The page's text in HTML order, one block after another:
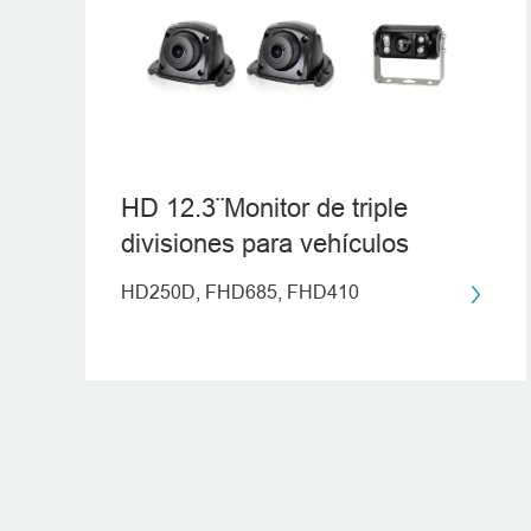
HD 12.3¨Monitor de triple
divisiones para vehículos
HD250D, FHD685, FHD410